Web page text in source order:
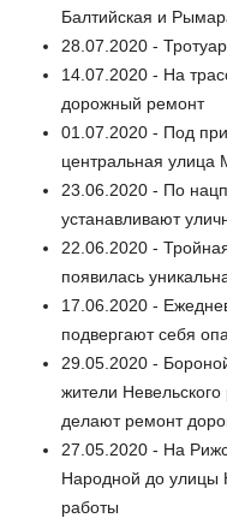
Балтийская и
28.07.2020 -
14.07.2020 - На
дорожный ремонт
01.07.2020 - Под
центральная улица
23.06.2020 - По
устанавливают
22.06.2020 -
появилась
17.06.2020 -
подвергают себя
29.05.2020 -
жители
делают ремонт
27.05.2020 - На
Народной до улицы
работы